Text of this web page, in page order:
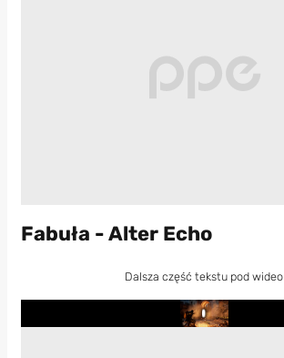
Fabuła - Alter Echo
Dalsza część tekstu pod wideo
Play